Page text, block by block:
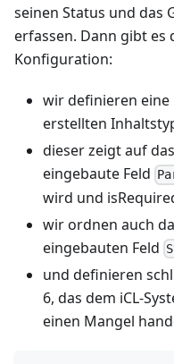
seinen Status und das
erfassen. Dann gibt es
Konfiguration:
wir definieren eine
erstellten
dieser zeigt auf
eingebaute Feld
wird und
wir ordnen auch
eingebauten Feld
und definieren
6, das dem iCL-
einen Mangel